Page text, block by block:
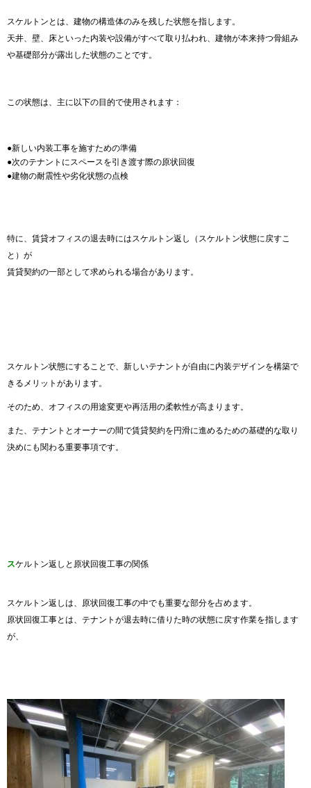
スケルトンとは、建物の構造体のみを残した状態を指します。
天井、壁、床といった内装や設備がすべて取り払われ、建物が本来持つ骨組み
や基礎部分が露出した状態のことです。
この状態は、主に以下の目的で使用されます：
●新しい内装工事を施すための準備
●次のテナントにスペースを引き渡す際の原状回復
●建物の耐震性や劣化状態の点検
特に、賃貸オフィスの退去時にはスケルトン返し（スケルトン状態に戻すこ
と）が
賃貸契約の一部として求められる場合があります。
スケルトン状態にすることで、新しいテナントが自由に内装デザインを構築で
きるメリットがあります。
そのため、オフィスの用途変更や再活用の柔軟性が高まります。
また、テナントとオーナーの間で賃貸契約を円滑に進めるための基礎的な取り
決めにも関わる重要事項です。
スケルトン返しと原状回復工事の関係
スケルトン返しは、原状回復工事の中でも重要な部分を占めます。
原状回復工事とは、テナントが退去時に借りた時の状態に戻す作業を指します
が、